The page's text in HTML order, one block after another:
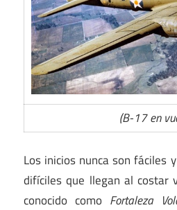
(B-17 en
Los inicios nunca son fáciles
difíciles que llegan al costar
conocido como Fortaleza